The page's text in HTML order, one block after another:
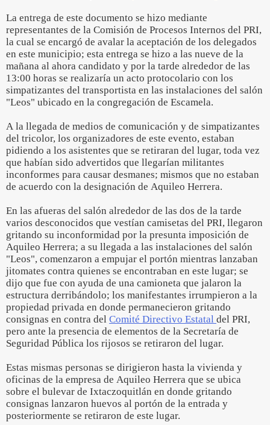
La entrega de este documento se hizo mediante
representantes de la Comisión de Procesos Internos del PRI,
la cual se encargó de avalar la aceptación de los delegados
en este municipio; esta entrega se hizo a las nueve de la
mañana al ahora candidato y por la tarde alrededor de las
13:00 horas se realizaría un acto protocolario con los
simpatizantes del transportista en las instalaciones del salón
"Leos" ubicado en la congregación de Escamela.
A la llegada de medios de comunicación y de simpatizantes
del tricolor, los organizadores de este evento, estaban
pidiendo a los asistentes que se retiraran del lugar, toda vez
que habían sido advertidos que llegarían militantes
inconformes para causar desmanes; mismos que no estaban
de acuerdo con la designación de Aquileo Herrera.
En las afueras del salón alrededor de las dos de la tarde
varios desconocidos que vestían camisetas del PRI, llegaron
gritando su inconformidad por la presunta imposición de
Aquileo Herrera; a su llegada a las instalaciones del salón
"Leos", comenzaron a empujar el portón mientras lanzaban
jitomates contra quienes se encontraban en este lugar; se
dijo que fue con ayuda de una camioneta que jalaron la
estructura derribándolo; los manifestantes irrumpieron a la
propiedad privada en donde permanecieron gritando
consignas en contra del Comité Directivo Estatal del PRI,
pero ante la presencia de elementos de la Secretaría de
Seguridad Pública los rijosos se retiraron del lugar.
Estas mismas personas se dirigieron hasta la vivienda y
oficinas de la empresa de Aquileo Herrera que se ubica
sobre el bulevar de Ixtaczoquitlán en donde gritando
consignas lanzaron huevos al portón de la entrada y
posteriormente se retiraron de este lugar.